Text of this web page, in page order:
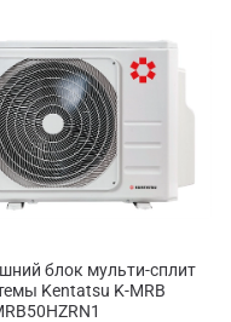
блок мульти-сплит
Kentatsu K-MRB